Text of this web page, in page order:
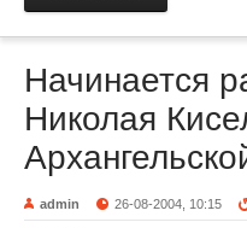
Начинается
Николая
admin 26-08-2004, 10:15